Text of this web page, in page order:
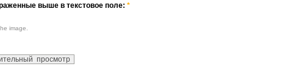
выше в текстовое поле: *
image.